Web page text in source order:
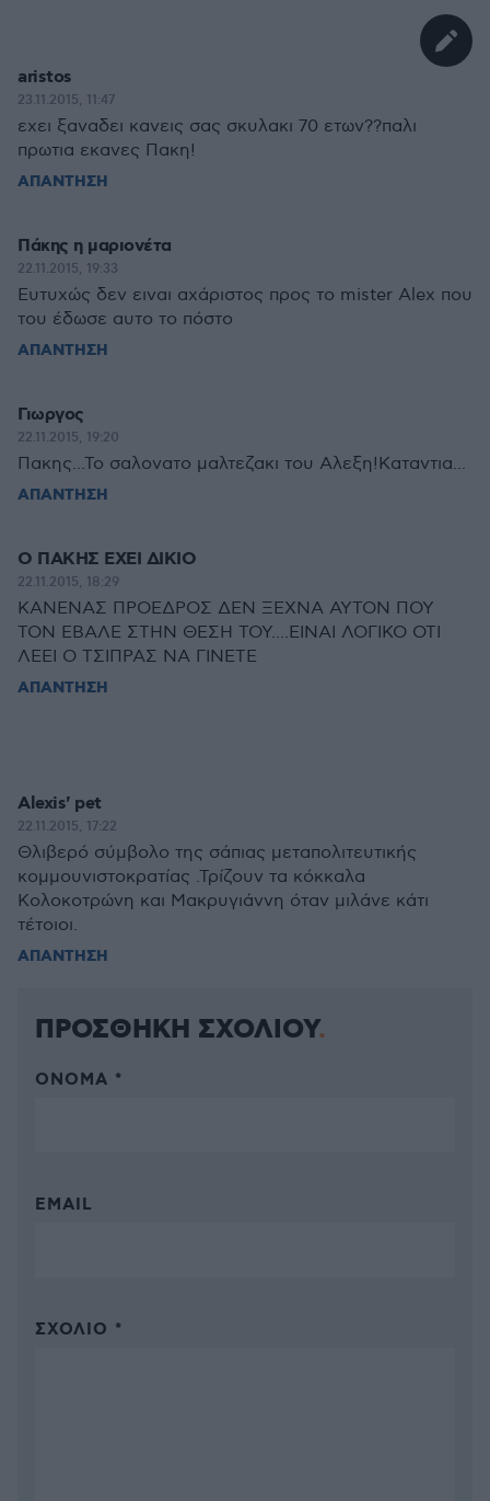
aristos
23.11.2015, 11:47
εχει ξαναδει κανεις σας σκυλακι 70 ετων??παλι
πρωτια εκανες Πακη!
ΑΠΑΝΤΗΣΗ
Πάκης η μαριονέτα
22.11.2015, 19:33
Ευτυχώς δεν ειναι αχάριστος προς το mister Alex που
του έδωσε αυτο το πόστο
ΑΠΑΝΤΗΣΗ
Γιωργος
22.11.2015, 19:20
Πακης...Το σαλονατο μαλτεζακι του Αλεξη!Καταντια...
ΑΠΑΝΤΗΣΗ
Ο ΠΑΚΗΣ ΕΧΕΙ ΔΙΚΙΟ
22.11.2015, 18:29
ΚΑΝΕΝΑΣ ΠΡΟΕΔΡΟΣ ΔΕΝ ΞΕΧΝΑ ΑΥΤΟΝ ΠΟΥ
ΤΟΝ ΕΒΑΛΕ ΣΤΗΝ ΘΕΣΗ ΤΟΥ....ΕΙΝΑΙ ΛΟΓΙΚΟ ΟΤΙ
ΛΕΕΙ Ο ΤΣΙΠΡΑΣ ΝΑ ΓΙΝΕΤΕ
ΑΠΑΝΤΗΣΗ
Alexis' pet
22.11.2015, 17:22
Θλιβερό σύμβολο της σάπιας μεταπολιτευτικής
κομμουνιστοκρατίας .Τρίζουν τα κόκκαλα
Κολοκοτρώνη και Μακρυγιάννη όταν μιλάνε κάτι
τέτοιοι.
ΑΠΑΝΤΗΣΗ
ΠΡΟΣΘΗΚΗ ΣΧΟΛΙΟΥ
ΌΝΟΜΑ *
EMAIL
ΣΧΌΛΙΟ *